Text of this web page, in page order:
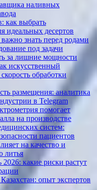
наливных
как выбрать
идеальных десертов
знать перед родами
под задачи
за лишние мощности
искусственный
обработки
размещения: аналитика
в Telegram
помогает
на производстве
систем:
пациентов
на качество и
литья
2026: какие риски растут
опыт экспертов